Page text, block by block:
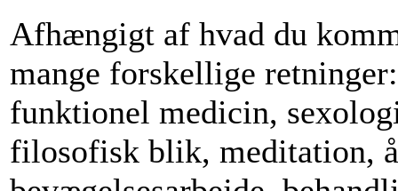
Afhængigt af hvad du
mange forskellige
funktionel medicin,
filosofisk blik, meditation,